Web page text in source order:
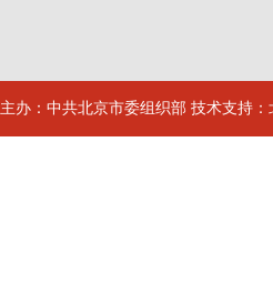
主办：中共北京市委组织部 技术支持